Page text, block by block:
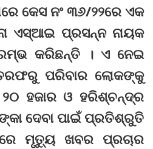
କେସ ନଂ ୩୬/୨୨ରେ ଏକ
ଏସ୍‌ଆଇ ପ୍ରସନ୍ନ ନାୟକ
କରିଛନ୍ତି । ଏ ନେଇ
ପରିବାର ଲୋକଙ୍କୁ
ହଜାର ଓ ହରିଶ୍ଚନ୍ଦ୍ର
ଦେବା ପାଇଁ ପ୍ରତିଶ୍ରୁତି
ମୃତ୍ୟୁ ଖବର ପ୍ରଚାର